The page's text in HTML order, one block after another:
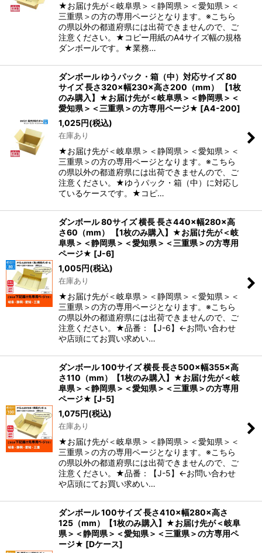
★お届け先が＜岐阜県＞＜静岡県＞＜愛知県＞＜
三重県＞の方の専用ページとなります。※こちら
の県以外の都道府県には出荷できませんので、ご
注意ください。★コピー用紙のA4サイズ幅の規格
ダンボールです。★業務…
ダンボール ゆうパック・箱（中）対応サイズ 80
サイズ 長さ320×幅230×高さ200（mm） 【1枚
のみ購入】★お届け先が＜岐阜県＞＜静岡県＞＜
愛知県＞＜三重県＞の方専用ページ★ [A4-200]
1,025円(税込)
在庫あり
★お届け先が＜岐阜県＞＜静岡県＞＜愛知県＞＜
三重県＞の方の専用ページとなります。※こちら
の県以外の都道府県には出荷できませんので、ご
注意ください。★ゆうパック・箱（中）に対応し
ているケースです。★コピ…
ダンボール 80サイズ 横長 長さ440×幅280×高
さ60（mm） 【1枚のみ購入】★お届け先が＜岐
阜県＞＜静岡県＞＜愛知県＞＜三重県＞の方専用
ページ★ [J-6]
1,005円(税込)
在庫あり
★お届け先が＜岐阜県＞＜静岡県＞＜愛知県＞＜
三重県＞の方の専用ページとなります。※こちら
の県以外の都道府県には出荷できませんので、ご
注意ください。★品番：【J-6】←お問い合わせ
や店頭にてお買い求めい…
ダンボール 100サイズ 横長 長さ500×幅355×高
さ110（mm）【1枚のみ購入】★お届け先が＜岐
阜県＞＜静岡県＞＜愛知県＞＜三重県＞の方専用
ページ★ [J-5]
1,075円(税込)
在庫あり
★お届け先が＜岐阜県＞＜静岡県＞＜愛知県＞＜
三重県＞の方の専用ページとなります。※こちら
の県以外の都道府県には出荷できませんので、ご
注意ください。★品番：【J-5】←お問い合わせ
や店頭にてお買い求めい…
ダンボール 100サイズ 長さ410×幅280×高さ
125（mm）【1枚のみ購入】★お届け先が＜岐阜
県＞＜静岡県＞＜愛知県＞＜三重県＞の方専用ペ
ージ★ [Dケース]